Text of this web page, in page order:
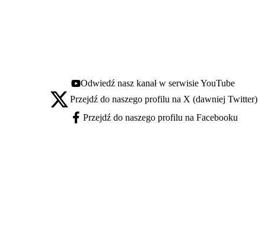
Youtube - otwiera się w nowej karcie
Odwiedź nasz kanał w serwisie YouTube
X - otwiera się w nowej karcie
Przejdź do naszego profilu na X (dawniej Twitter)
Facebook - otwiera się w nowej karcie
Przejdź do naszego profilu na Facebooku